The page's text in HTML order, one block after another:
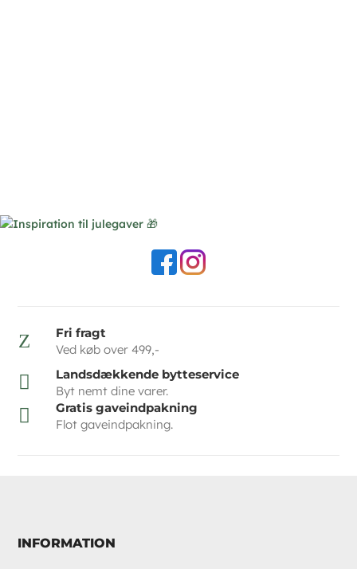
Z
Fri fragt
Ved køb over 499,-

Landsdækkende bytteservice
Byt nemt dine varer.

Gratis gaveindpakning
Flot gaveindpakning.
INFORMATION